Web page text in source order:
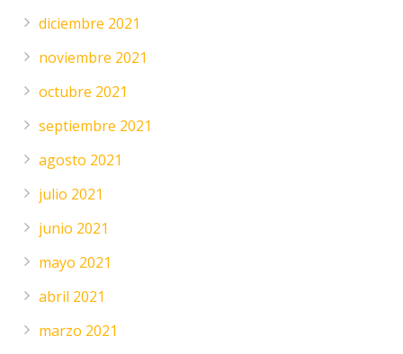
diciembre 2021
noviembre 2021
octubre 2021
septiembre 2021
agosto 2021
julio 2021
junio 2021
mayo 2021
abril 2021
marzo 2021